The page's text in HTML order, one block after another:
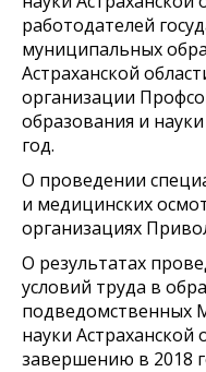
работодателей
муниципальных
Астраханской
организации
образования и
год.
О проведении
и медицинских
организациях
О результатах
условий труда в
подведомственных
науки Астраханской
завершению в 2018